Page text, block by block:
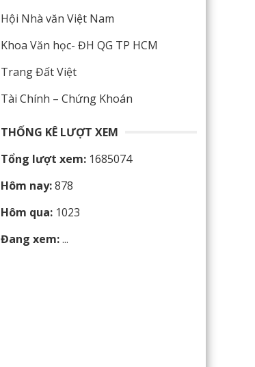
Hội Nhà văn Việt Nam
Khoa Văn học- ĐH QG TP HCM
Trang Đất Việt
Tài Chính – Chứng Khoán
THỐNG KÊ LƯỢT XEM
Tổng lượt xem: 1685074
Hôm nay:878
Hôm qua: 1023
Đang xem:...